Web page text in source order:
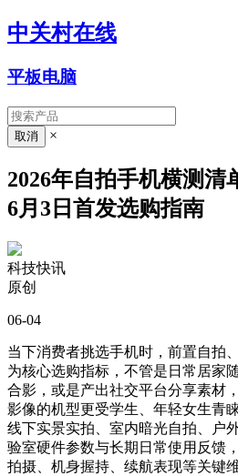
中关村在线
平板电脑
×
2026年自拍手机横测清
6月3日首发选购指南
科技快讯
原创
06-04
当下消费者挑选手机时，前置自拍
为核心选购指标，不管是日常居家
合影，或是产出社交平台分享素材
影像的机型更受学生、年轻女生青
线下实景实拍、室内暗光自拍、户
验室硬件参数与长期日常使用反馈
拍摄、机身握持、续航表现等关键